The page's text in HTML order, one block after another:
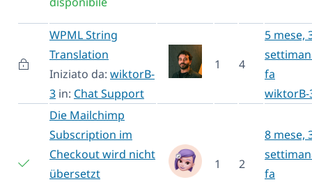
WPML String
Translation
Iniziato da: wiktorB-
3 in: Chat Support
1 4
5 mese,
fa
wiktorB-
Die Mailchimp
Subscription im
Checkout wird nicht
übersetzt
1 2
8 mese,
fa